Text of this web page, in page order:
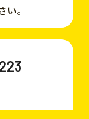
。